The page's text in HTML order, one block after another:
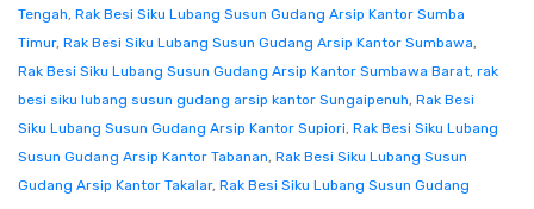
Tengah, Rak Besi Siku Lubang Susun Gudang Arsip Kantor Sumba
Timur, Rak Besi Siku Lubang Susun Gudang Arsip Kantor Sumbawa,
Rak Besi Siku Lubang Susun Gudang Arsip Kantor Sumbawa Barat, rak
besi siku lubang susun gudang arsip kantor Sungaipenuh, Rak Besi
Siku Lubang Susun Gudang Arsip Kantor Supiori, Rak Besi Siku Lubang
Susun Gudang Arsip Kantor Tabanan, Rak Besi Siku Lubang Susun
Gudang Arsip Kantor Takalar, Rak Besi Siku Lubang Susun Gudang